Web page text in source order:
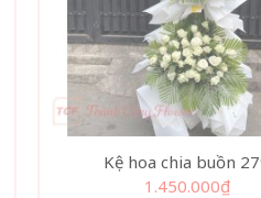
Kệ hoa chia buồn
1.450.000₫